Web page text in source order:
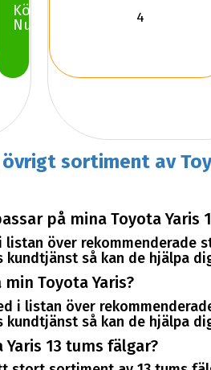
Köp
Nu
sortiment av
på mina Toyota Yaris
över rekommenderade
kundtjänst så kan de hjälpa
Toyota Yaris?
i listan över
kundtjänst så kan de hjälpa
13 tums fälgar?